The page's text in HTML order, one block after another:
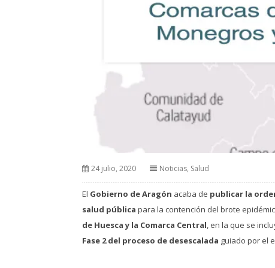
24 julio, 2020 Noticias, Salud
El Gobierno de Aragón acaba de publicar la
salud pública para la contención del brote
de Huesca y la Comarca Central, en la que se
Fase 2 del proceso de desescalada guiado por el